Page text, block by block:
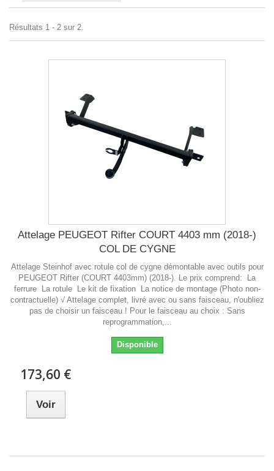
Résultats 1 - 2 sur 2.
Attelage PEUGEOT Rifter COURT 4403 mm (2018-)
COL DE CYGNE
Attelage Steinhof avec rotule col de cygne démontable avec outils pour
PEUGEOT Rifter (COURT 4403mm) (2018-). Le prix comprend: La
ferrure La rotule Le kit de fixation La notice de montage (Photo non-
contractuelle) √ Attelage complet, livré avec ou sans faisceau, n'oubliez
pas de choisir un faisceau ! Pour le faisceau au choix : Sans
reprogrammation,...
Disponible
173,60 €
Voir